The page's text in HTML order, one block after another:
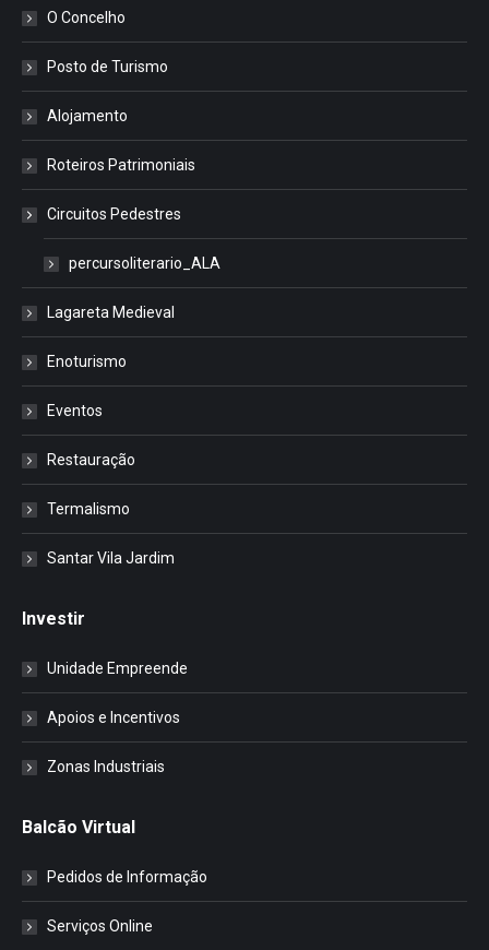
O Concelho
Posto de Turismo
Alojamento
Roteiros Patrimoniais
Circuitos Pedestres
percursoliterario_ALA
Lagareta Medieval
Enoturismo
Eventos
Restauração
Termalismo
Santar Vila Jardim
Investir
Unidade Empreende
Apoios e Incentivos
Zonas Industriais
Balcão Virtual
Pedidos de Informação
Serviços Online